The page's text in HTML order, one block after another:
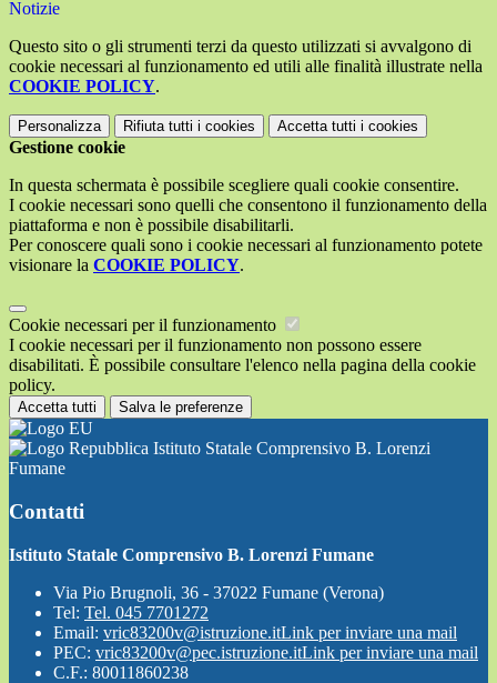
Notizie
Questo sito o gli strumenti terzi da questo utilizzati si avvalgono di
cookie necessari al funzionamento ed utili alle finalità illustrate nella
COOKIE POLICY.
Personalizza Rifiuta tutti i cookies Accetta tutti i cookies
Gestione cookie
In questa schermata è possibile scegliere quali cookie consentire.
I cookie necessari sono quelli che consentono il funzionamento della
piattaforma e non è possibile disabilitarli.
Per conoscere quali sono i cookie necessari al funzionamento potete
visionare la COOKIE POLICY.
Cookie necessari per il funzionamento
I cookie necessari per il funzionamento non possono essere
disabilitati. È possibile consultare l'elenco nella pagina della cookie
policy.
Accetta tutti Salva le preferenze
Istituto Statale Comprensivo B. Lorenzi
Fumane
Contatti
Istituto Statale Comprensivo B. Lorenzi Fumane
Via Pio Brugnoli, 36 - 37022 Fumane (Verona)
Tel: Tel. 045 7701272
Email: vric83200v@istruzione.itLink per inviare una mail
PEC: vric83200v@pec.istruzione.itLink per inviare una mail
C.F.: 80011860238